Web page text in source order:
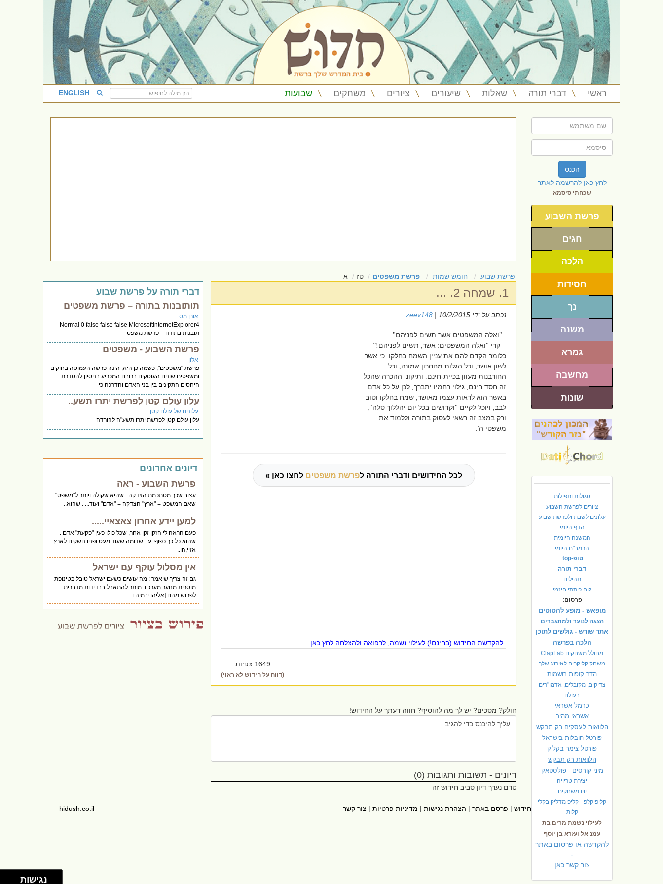
ראשי דברי תורה שאלות שיעורים ציורים משחקים שבועות ENGLISH
הכנס
לחץ כאן להרשמה לאתר
שכחתי סיסמא
פרשת השבוע
חגים
הלכה
חסידות
נך
משנה
גמרא
מחשבה
שונות
סגולות ותפילות
ציורים לפרשת השבוע
עלונים לשבת ולפרשת שבוע
הדף היומי
המשנה היומית
הרמב"ם היומי
טופ-top
דברי תורה
תהילים
לוח כיתתי חינמי
פרסום:
מופאש - מופע להטוטים
הצגה לנוער ולמתגברים
אתר שורש - גולשים לתוכן
הלכה בפרשה
מחולל משחקים ClapLab
משחק קליקרים לאירוע שלך
הדר קופות רושמות
צדיקים, מקובלים, אדמו"רים
בעולם
כרמל אשראי
אשראי מהיר
הלוואות לעסקים רק תבקש
פורטל הובלות בישראל
פורטל צימר בקליק
הלוואות רק תבקש
מיני קורסים - פולסטאק
יצירת טריויה
יויו משחקים
קליפיקלפ - קליפ מדליק בקלי
קלות
לעילוי נשמת מרים בת
עמנואל ועזרא בן יוסף
להקדשה או פרסום באתר
-
צור קשר כאן
פרשת שבוע חומש שמות פרשת משפטים טז א
1. שמחה 2. ...
נכתב על ידי zeev148 | 10/2/2015
"ואלה המשפטים אשר תשים לפניהם"
קרי "ואלה המשפטים: אשר תשים לפניהם !”
כלומר הקדם להם את עניין השמח בחלקו כי אשר
לשון אושר וכל הגלות מחסרון אמונה
וכל
החורבנות מעוון בכיית-חינם
ותיקונו ההכרה שהכל
זה חסד חינם גילוי רחמיו יתברך לכן על כל אדם
באשר הוא לראות עצמו מאושר שמח בחלקו וטוב
לבב ויוכל לקיים "וקדושים בכל יום יהללוך סלה",
ורק במצב זה רשאי לעסוק בתורה וללמוד את
משפטי ה'.
לכל החידושים ודברי התורה לפרשת משפטים לחצו כאן »
להקדשת החידוש (בחינם!) לעילוי נשמה, לרפואה ולהצלחה לחץ כאן
1649 צפיות
(דווח על חידוש לא ראוי)
חולק? מסכים? יש לך מה להוסיף? חווה דעתך על החידוש!
דיונים - תשובות ותגובות (0)
טרם נערך דיון סביב חידוש זה
דברי תורה על פרשת שבוע
תותובנות בתורה – פרשת משפטים
אורן מס
Normal 0 false false false MicrosoftInternetExplorer4
תובנות בתורה – פרשת משפט
פרשת השבוע - משפטים
אלון
פרשת "משפטים", כשמה כן היא, הינה פרשה העמוסה בחוקים
ומשפטים שונים העוסקים ברובם המכריע בניסיון להסדרת
היחסים התקינים בין בני האדם והדרכה כי
עלון עולם קטן לפרשת יתרו תשע..
עלונים של עולם קטן
עלון עולם קטן לפרשת יתרו תשע"ה להורדה
דיונים אחרונים
פרשת השבוע - ראה
עצוב שכך מסתכמת הצדקה : שהיא שקולה ויותר ל"משפט"
שאם המשפט = "ארץ" הצדקה = "אדם" ועוד... . שהוא..
למען יידע אחרון צאצאיי.....
פעם הראה לי הזקן זקן אחר, שכל כולו כעין "פקעת" אדם .
שהוא כל כך כפוף. עד שדומה שעוד מעט ופניו נושקים לארץ.
אזיי,הו..
אין מסלול עוקף עם ישראל
גם זה צריך שיאמר : מה עושים כשעם ישראל טובל בטינופת
מוסרית מנוער מערכיו. מותר להתאבל בבדידות מדברית.
לפרוש מהם [אליהו ירמיה ו..
אתרי עזר אודות חידוש | פרסם באתר | הצהרת נגישות | מדיניות פרטיות | צור קשר hidush.co.il
נגישות